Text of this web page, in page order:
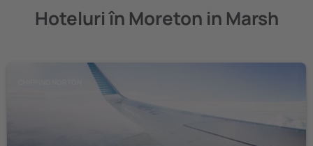
Hoteluri în Moreton in Marsh